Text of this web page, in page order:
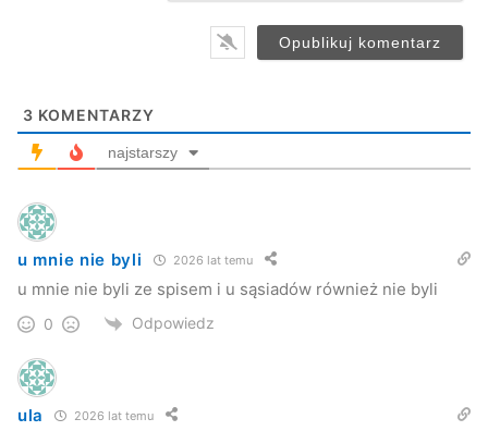
3 KOMENTARZY
najstarszy
u mnie nie byli 2026 lat temu
u mnie nie byli ze spisem i u sąsiadów również nie byli
0 Odpowiedz
ula 2026 lat temu